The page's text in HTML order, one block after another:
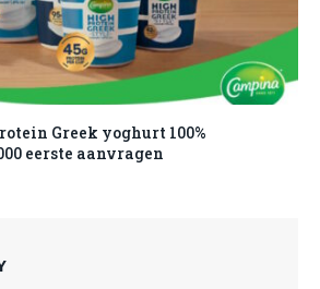
Greek yoghurt 100%
eerste aanvragen